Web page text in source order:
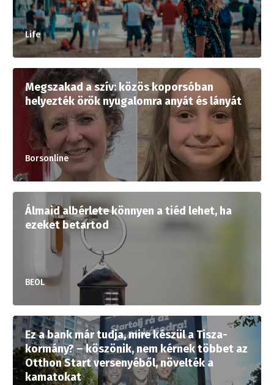
Life
Megszakad a szív: közös koporsóban
helyezték örök nyugalomra anyát és lányát
Borsonline
Álmaid albérlete könnyen a tiéd lehet, ha
ezeket betartod
BEOL
Ez a bank már tudja, mire készül a Tisza-
kormány? – köszönik, nem kérnek többet az
Otthon Start versenyéből, növelték a
kamatokat